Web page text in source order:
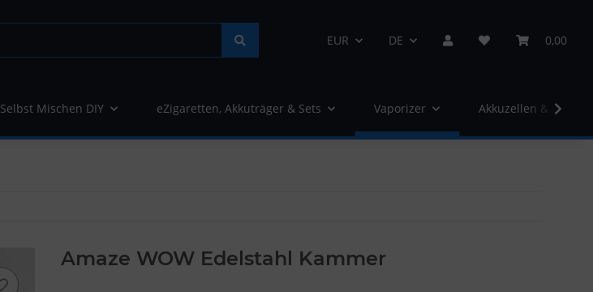
EUR DE 0,00
Selbst Mischen DIY eZigaretten, Akkuträger & Sets Vaporizer Akkuzellen &
Amaze WOW Edelstahl Kammer